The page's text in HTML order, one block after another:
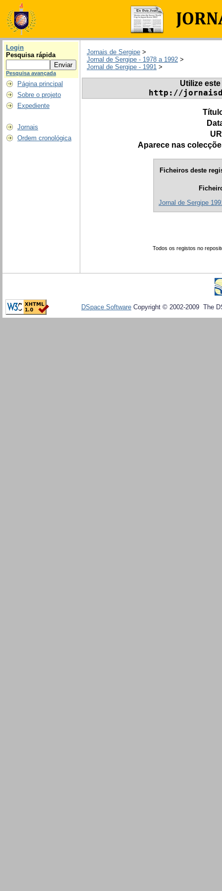
Login
Pesquisa rápida
Pesquisa avançada
Página principal
Sobre o projeto
Expediente
Jornais
Ordem cronológica
Jornais de Sergipe >
Jornal de Sergipe - 1978 a 1992 >
Jornal de Sergipe - 1991 >
Utilize
http://
Aparece nas
Ficheiros deste
Jornal de Sergipe
Todos os registos no
DSpace Software Copyright © 2002-2009 The